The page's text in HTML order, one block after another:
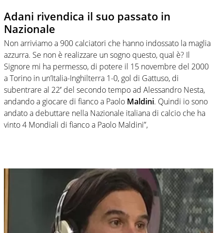
Adani rivendica il suo passato in
Nazionale
Non arriviamo a 900 calciatori che hanno indossato la maglia
azzurra. Se non è realizzare un sogno questo, qual è? Il
Signore mi ha permesso, di potere il 15 novembre del 2000
a Torino in un’Italia-Inghilterra 1-0, gol di Gattuso, di
subentrare al 22′ del secondo tempo ad Alessandro Nesta,
andando a giocare di fianco a Paolo Maldini. Quindi io sono
andato a debuttare nella Nazionale italiana di calcio che ha
vinto 4 Mondiali di fianco a Paolo Maldini”,